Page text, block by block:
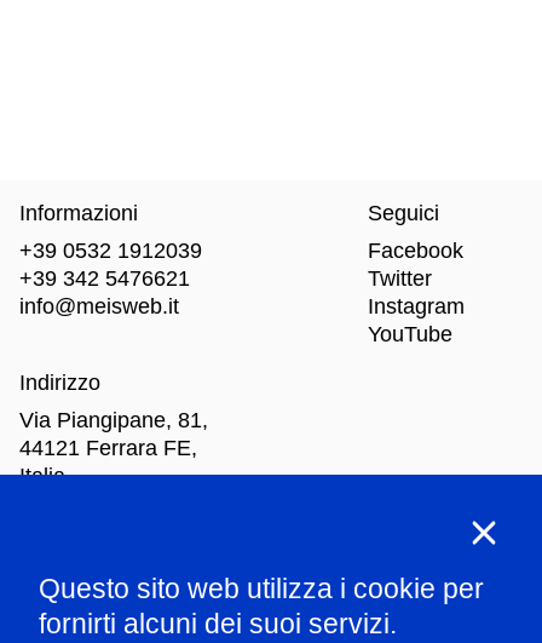
Questo sito web utilizza i cookie per
fornirti alcuni dei suoi servizi.
Informazioni
+39 0532 1912039
+39 342 5476621
info@meisweb.it
Indirizzo
Via Piangipane, 81,
44121 Ferrara FE,
Italia
Seguici
Facebook
Twitter
Instagram
YouTube
Mar-Dom: dalle 10.00 alle 18.00